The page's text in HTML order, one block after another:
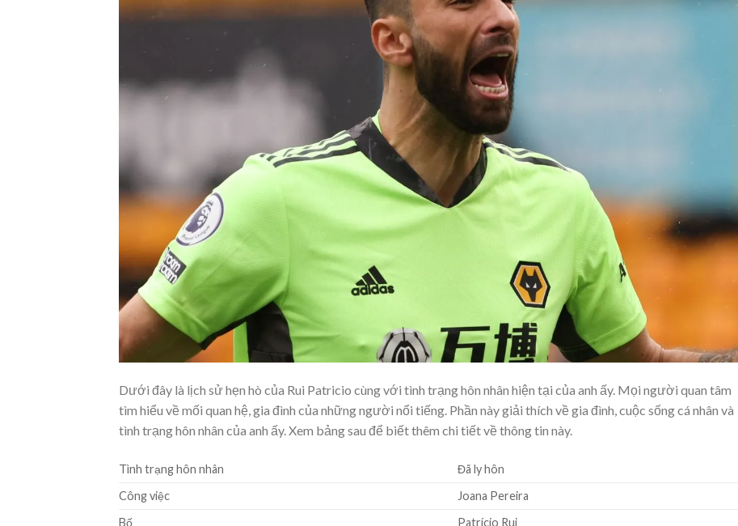
Dưới đây là lịch sử hẹn hò của Rui Patricio cùng với tình trạng hôn nhân hiện tại của anh ấy. Mọi người quan tâm
tìm hiểu về mối quan hệ, gia đình của những người nổi tiếng. Phần này giải thích về gia đình, cuộc sống cá nhân và
tình trạng hôn nhân của anh ấy. Xem bảng sau để biết thêm chi tiết về thông tin này.
Tình trạng hôn nhân
Đã ly hôn
Công việc
Joana Pereira
Bố
Patrício Rui